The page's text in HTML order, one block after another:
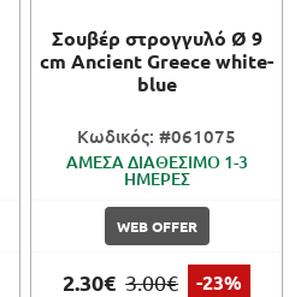
Σουβέρ στρογγυλό Ø 9
cm Ancient Greece white-
blue
Κωδικός: #061075
ΑΜΕΣΑ ΔΙΑΘΕΣΙΜΟ 1-3
ΗΜΕΡΕΣ
WEB OFFER
2.30€ 3.00€ -23%